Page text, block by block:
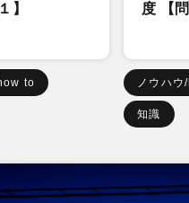
】
to
度 【
ノウハ
知識